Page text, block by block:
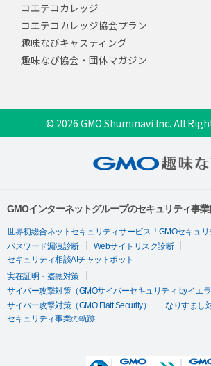
コエテコカレッジ
コエテコカレッジ協会プラン
趣味なびキャスティング
趣味なび協会・団体マガジン
© 2026 GMO Shuminavi Inc. All